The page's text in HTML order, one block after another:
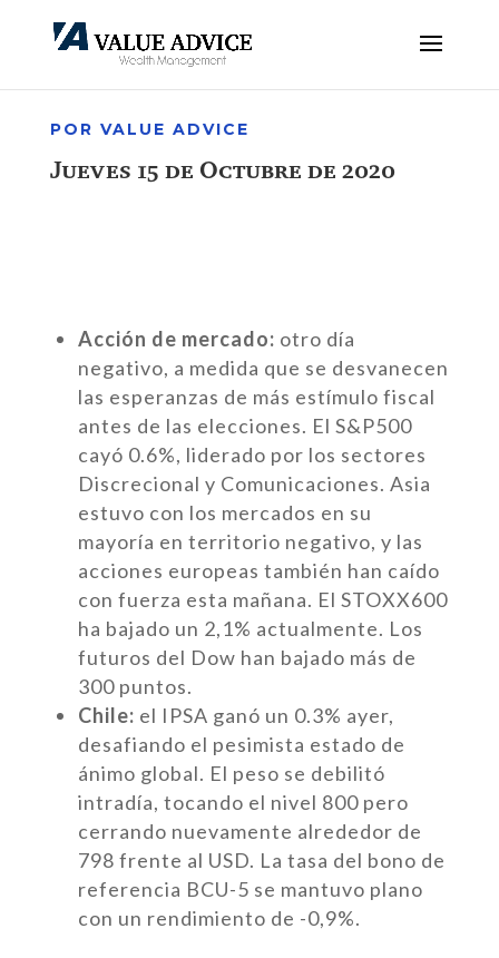
POR VALUE ADVICE
Jueves 15 de Octubre de 2020
Acción de mercado: otro día
negativo, a medida que se desvanecen
las esperanzas de más estímulo fiscal
antes de las elecciones. El S&P500
cayó 0.6%, liderado por los sectores
Discrecional y Comunicaciones. Asia
estuvo con los mercados en su
mayoría en territorio negativo, y las
acciones europeas también han caído
con fuerza esta mañana. El STOXX600
ha bajado un 2,1% actualmente. Los
futuros del Dow han bajado más de
300 puntos.
Chile: el IPSA ganó un 0.3% ayer,
desafiando el pesimista estado de
ánimo global. El peso se debilitó
intradía, tocando el nivel 800 pero
cerrando nuevamente alrededor de
798 frente al USD. La tasa del bono de
referencia BCU-5 se mantuvo plano
con un rendimiento de -0,9%.